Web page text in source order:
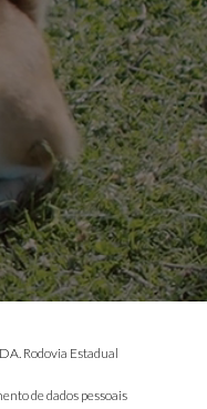
Rodovia Estadual
de dados pessoais